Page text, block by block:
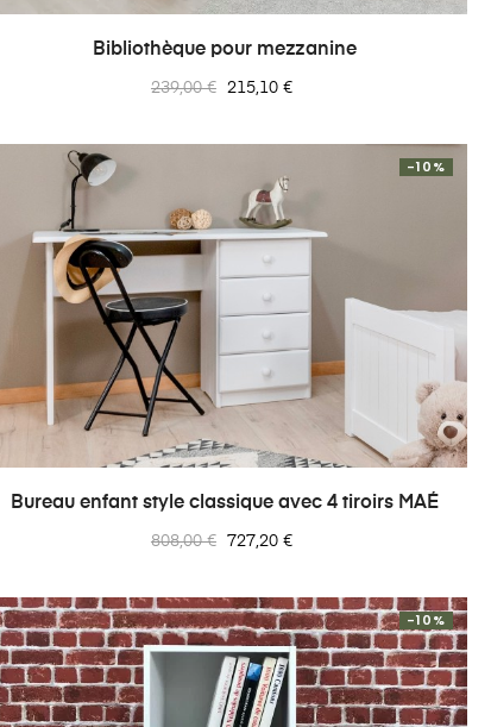
Bibliothèque pour mezzanine
Prix
239,00 € Prix
215,10 €
Bureau enfant style classique avec 4 tiroirs MAÉ
Prix
808,00 €
-10%
Prix
727,20 €
-10%